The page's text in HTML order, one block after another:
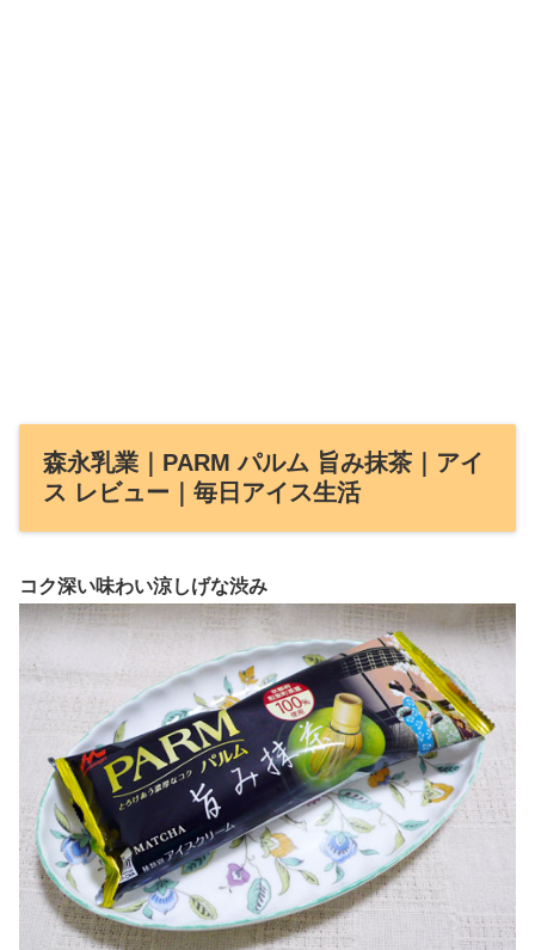
森永乳業｜PARM パルム 旨み抹茶｜アイ
ス レビュー｜毎日アイス生活
コク深い味わい涼しげな渋み